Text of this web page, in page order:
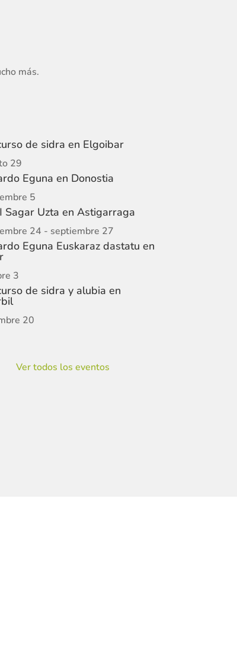
más.
de sidra en Elgoibar
29
Eguna en Donostia
5
Sagar Uzta en Astigarraga
24 - septiembre 27
Eguna Euskaraz dastatu en
3
de sidra y alubia en
20
Ver todos los eventos